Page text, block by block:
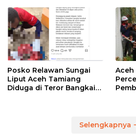
Posko Relawan Sungai
Liput Aceh Tamiang
Diduga di Teror Bangkai
Aceh
Selengkapnya